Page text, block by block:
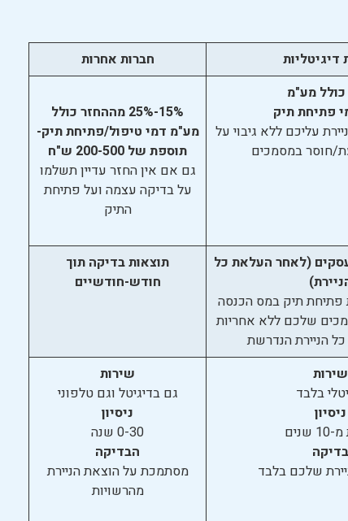
דיגיטליות חברות אחרות
פתיחת תיק
עליכם ללא גיבוי על
חוסר במסמכים
15%-25% מההחזר כולל
מע"מ דמי טיפול/פתיחת תיק-
תוספת של 200-500 ש"ח
גם אם אין החזר עדיין תשלמו
על בדיקה עצמה ועל פתיחת
התיק
עד 3 ימי עסקים (לאחר העלאת כל
פתיחת תיק במס הכנסה
שלכם ללא אחריות
הניירת הנדרשת
תוצאות בדיקה תוך
חודש-חודשיים
שירות
בלבד
ניסיון
בדיקה
שלכם בלבד
שירות
גם בדיגיטל וגם טלפוני
ניסיון
0-30 שנה
הבדיקה
מסתמכת על הוצאת הניירת
מהרשויות